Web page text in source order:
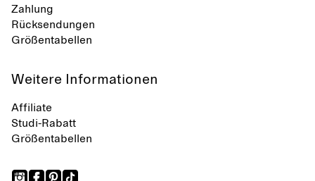
Zahlung
Rücksendungen
Größentabellen
Weitere Informationen
Affiliate
Studi-Rabatt
Größentabellen